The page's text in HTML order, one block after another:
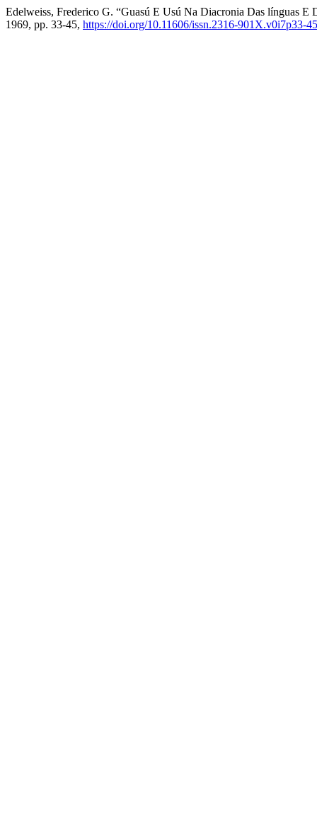
Edelweiss, Frederico G. “Guasú E Usú Na Diacronia Das línguas E
1969, pp. 33-45, https://doi.org/10.11606/issn.2316-901X.v0i7p33-45